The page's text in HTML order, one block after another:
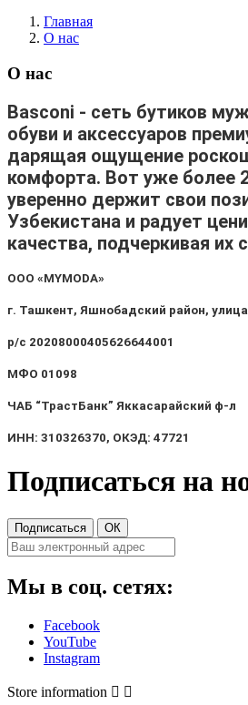
Главная
О нас
О нас
Basconi - сеть бутиков
обуви и аксессуаров
дарящая ощущение
комфорта. Вот уже более
уверенно держит свои
Узбекистана и радует
качества, подчеркивая их
OOO «MYMODA»
г. Ташкент, Яшнобадский район,
р/с 20208000405626644001
МФО 01098
ЧАБ “ТрастБанк” Яккасарайский ф-л
ИНН: 310326370, ОКЭД: 47721
Подписаться на
Мы в соц. сетях:
Facebook
YouTube
Instagram
Store information  